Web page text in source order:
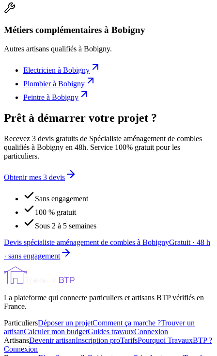
Métiers complémentaires à Bobigny
Autres artisans qualifiés à Bobigny.
Electricien à Bobigny
Plombierà Bobigny
Peintre à Bobigny
Prêt à démarrer votre projet ?
Recevez 3 devis gratuits de Spécialiste aménagement de combles
qualifiés à Bobigny en 48h. Service 100% gratuit pour les
particuliers.
Obtenir mes 3 devis
Sans engagement
100 % gratuit
Sous 2 à 5 semaines
Devis spécialiste aménagement de combles à BobignyGratuit · 48 h
· sans engagement
La plateforme qui connecte particuliers et artisans BTP vérifiés en
France.
ParticuliersDéposer un projetComment ça marche ?Trouver un
artisanCalculer mon budgetGuides travauxConnexion
ArtisansDevenir artisanInscription proTarifsPourquoi TravauxBTP ?
Connexion